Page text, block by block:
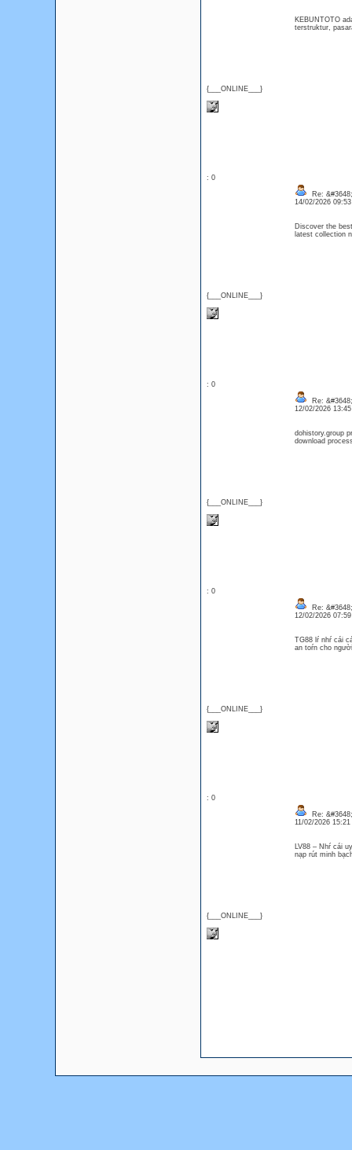
{___ONLINE___}
KEBUNTOTO
terstruktur,
: 0
{___ONLINE___}
Re:
14/02/2026
Discover the
latest
: 0
{___ONLINE___}
Re:
12/02/2026
dohistory.group
download
: 0
{___ONLINE___}
Re:
12/02/2026
TG88 lŕ nhŕ cái
an toŕn cho
: 0
{___ONLINE___}
Re:
11/02/2026
LV88 – Nhŕ cái
nạp rút minh